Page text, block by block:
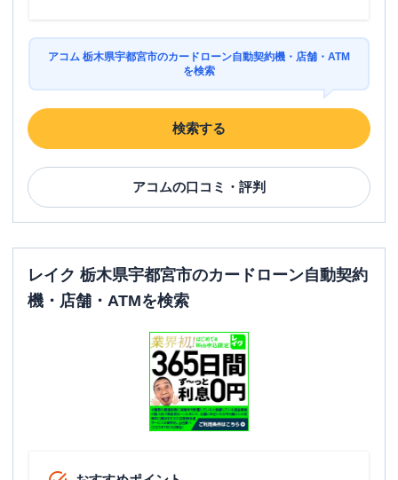
住所 栃木県宇都宮市本町5-14
名称
無人契約コーナー
日祝：09:00-21:00
ATM営業時間
平日： -
土曜：-
日祝
：
✕
〇
栃木県宇都宮市宝木町１－７２７－２７
名称
アコム 栃木県宇都宮市のカードローン自動契約機・店舗・ATM
を検索
検索する
アコムの口コミ・評判
レイク 栃木県宇都宮市のカードローン自動契約
機・店舗・ATMを検索